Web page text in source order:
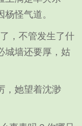
怪气道。
，不管发生了什
城墙还要厚，姑
，她望着沈渺